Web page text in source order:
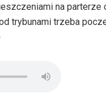
na parterze
trybunami trzeba